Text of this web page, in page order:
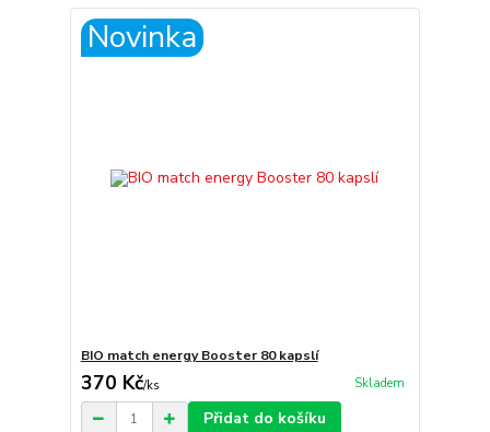
Novinka
BIO match energy Booster 80 kapslí
370 Kč/ks Skladem
Přidat do košíku